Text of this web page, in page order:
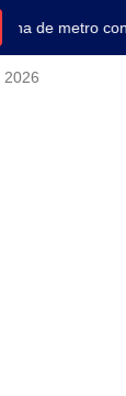
de metro
2026